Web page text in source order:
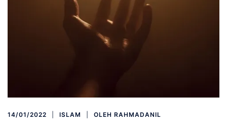
14/01/2022 ISLAM OLEH RAHMADANIL